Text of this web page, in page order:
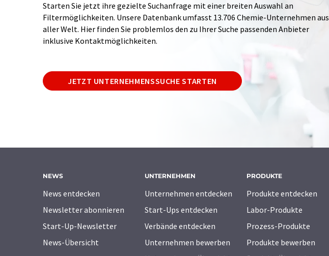
Starten Sie jetzt ihre gezielte Suchanfrage mit einer breiten Auswahl an
Filtermöglichkeiten. Unsere Datenbank umfasst 13.706 Chemie-Unternehmen aus
aller Welt. Hier finden Sie problemlos den zu Ihrer Suche passenden Anbieter
inklusive Kontaktmöglichkeiten.
JETZT UNTERNEHMENSSUCHE STARTEN
NEWS
News entdecken
Newsletter abonnieren
Start-Up-Newsletter
News-Übersicht
UNTERNEHMEN
Unternehmen entdecken
Start-Ups entdecken
Verbände entdecken
Unternehmen bewerben
PRODUKTE
Produkte entdecken
Labor-Produkte
Prozess-Produkte
Produkte bewerben